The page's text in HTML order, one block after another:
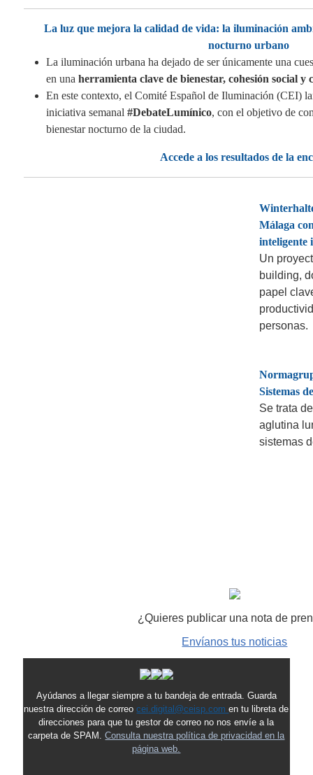
La luz que mejora la calidad de vida: la iluminación
nocturno urbano
La iluminación urbana ha dejado de ser únicamente una
en una herramienta clave de bienestar, cohesión social y
En este contexto, el Comité Español de Iluminación (CEI)
iniciativa semanal #DebateLumínico, con el objetivo de
bienestar nocturno de la ciudad.
Accede a los resultados de la
Málaga
inteligente
Un
building,
papel
personas.
Sistemas
Se trata
aglutina
sistemas
¿Quieres publicar una nota de
Envíanos tus noticias
Ayúdanos a llegar siempre a tu bandeja de entrada. Guarda
nuestra dirección de correocei.digital@ceisp.comen tu libreta de
direcciones para que tu gestor de correo no nos envíe a la
carpeta de SPAM.
Consulta nuestra política de privacidad en la
página web.